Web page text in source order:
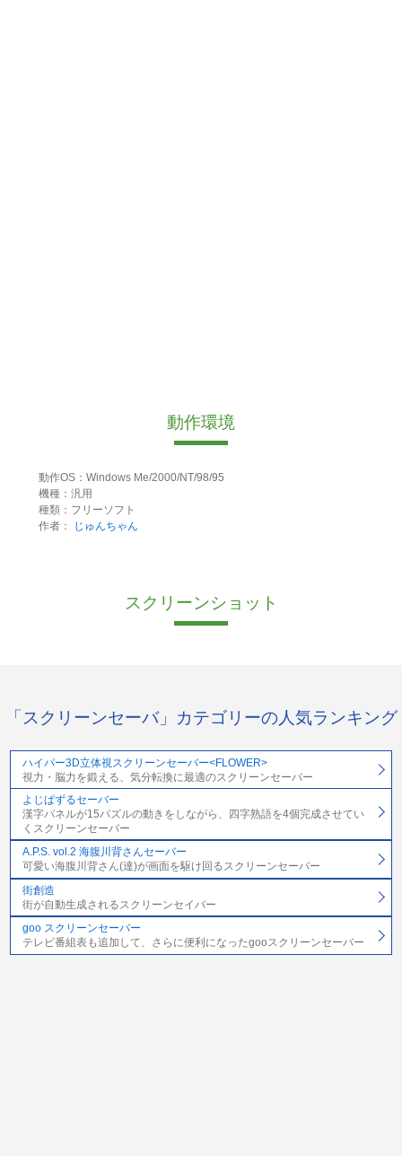
動作環境
動作OS：Windows Me/2000/NT/98/95
機種：汎用
種類：フリーソフト
作者：
じゅんちゃん
スクリーンショット
「スクリーンセーバ」カテゴリーの人気ランキング
ハイパー3D立体視スクリーンセーバー<FLOWER>
視力・脳力を鍛える、気分転換に最適のスクリーンセーバー
よじぱずるセーバー
漢字パネルが15パズルの動きをしながら、四字熟語を4個完成させてい
くスクリーンセーバー
A.P.S. vol.2 海腹川背さんセーバー
可愛い海腹川背さん(達)が画面を駆け回るスクリーンセーバー
街創造
街が自動生成されるスクリーンセイバー
goo スクリーンセーバー
テレビ番組表も追加して、さらに便利になったgooスクリーンセーバー